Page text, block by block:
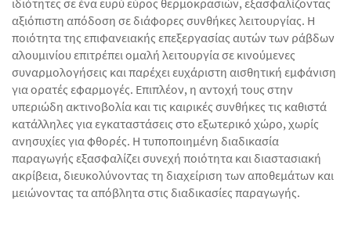
ιδιότητες σε ένα ευρύ εύρος θερμοκρασιών, εξασφαλίζοντας
αξιόπιστη απόδοση σε διάφορες συνθήκες λειτουργίας. Η
ποιότητα της επιφανειακής επεξεργασίας αυτών των ράβδων
αλουμινίου επιτρέπει ομαλή λειτουργία σε κινούμενες
συναρμολογήσεις και παρέχει ευχάριστη αισθητική εμφάνιση
για ορατές εφαρμογές. Επιπλέον, η αντοχή τους στην
υπεριώδη ακτινοβολία και τις καιρικές συνθήκες τις καθιστά
κατάλληλες για εγκαταστάσεις στο εξωτερικό χώρο, χωρίς
ανησυχίες για φθορές. Η τυποποιημένη διαδικασία
παραγωγής εξασφαλίζει συνεχή ποιότητα και διαστασιακή
ακρίβεια, διευκολύνοντας τη διαχείριση των αποθεμάτων και
μειώνοντας τα απόβλητα στις διαδικασίες παραγωγής.